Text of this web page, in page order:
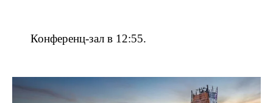
Конференц-зал в 12:55.